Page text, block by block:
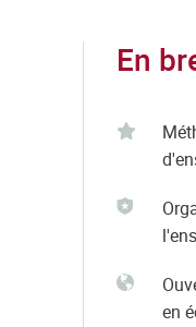
En
en